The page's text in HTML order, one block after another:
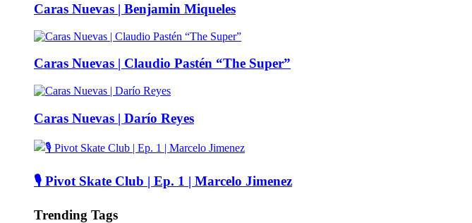
Caras Nuevas | Benjamin Miqueles
Caras Nuevas | Claudio Pastén “The Super”
Caras Nuevas | Darío Reyes
🎙️ Pivot Skate Club | Ep. 1 | Marcelo Jimenez
Trending Tags